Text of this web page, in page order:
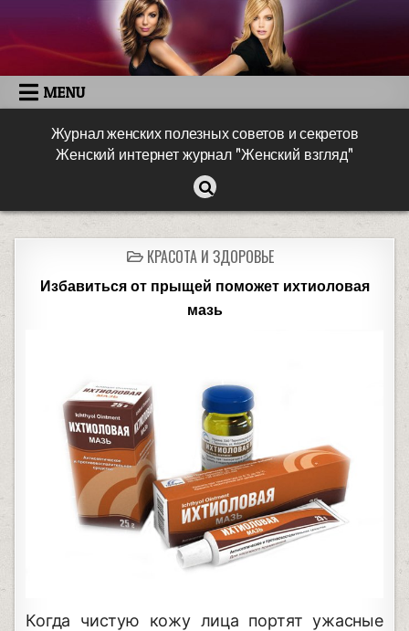
MENU
Журнал женских полезных советов и секретов
Женский интернет журнал "Женский взгляд"
КРАСОТА И ЗДОРОВЬЕ
Избавиться от прыщей поможет ихтиоловая
мазь
Когда чистую кожу лица портят ужасные